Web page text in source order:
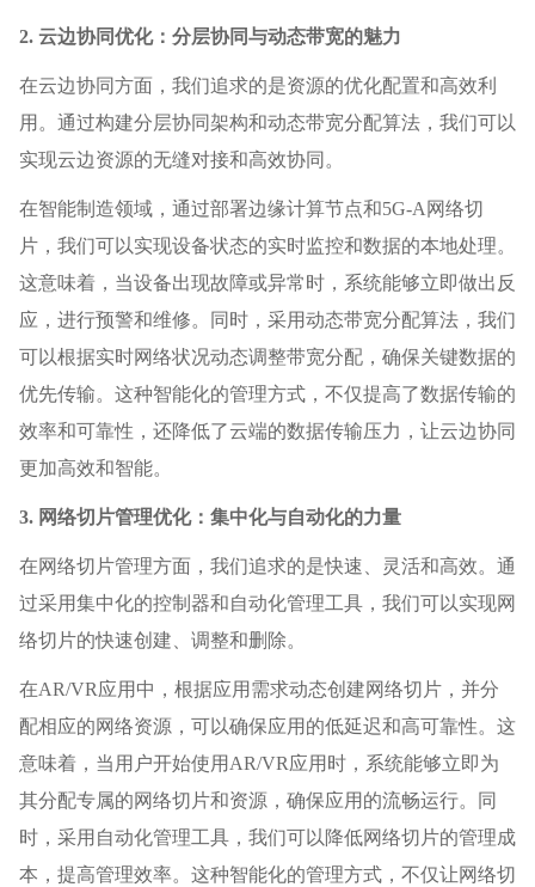
2. 云边协同优化：分层协同与动态带宽的魅力
在云边协同方面，我们追求的是资源的优化配置和高效利
用。通过构建分层协同架构和动态带宽分配算法，我们可以
实现云边资源的无缝对接和高效协同。
在智能制造领域，通过部署边缘计算节点和5G-A网络切
片，我们可以实现设备状态的实时监控和数据的本地处理。
这意味着，当设备出现故障或异常时，系统能够立即做出反
应，进行预警和维修。同时，采用动态带宽分配算法，我们
可以根据实时网络状况动态调整带宽分配，确保关键数据的
优先传输。这种智能化的管理方式，不仅提高了数据传输的
效率和可靠性，还降低了云端的数据传输压力，让云边协同
更加高效和智能。
3. 网络切片管理优化：集中化与自动化的力量
在网络切片管理方面，我们追求的是快速、灵活和高效。通
过采用集中化的控制器和自动化管理工具，我们可以实现网
络切片的快速创建、调整和删除。
在AR/VR应用中，根据应用需求动态创建网络切片，并分
配相应的网络资源，可以确保应用的低延迟和高可靠性。这
意味着，当用户开始使用AR/VR应用时，系统能够立即为
其分配专属的网络切片和资源，确保应用的流畅运行。同
时，采用自动化管理工具，我们可以降低网络切片的管理成
本，提高管理效率。这种智能化的管理方式，不仅让网络切